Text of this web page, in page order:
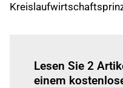
Lesen Sie 2
einem